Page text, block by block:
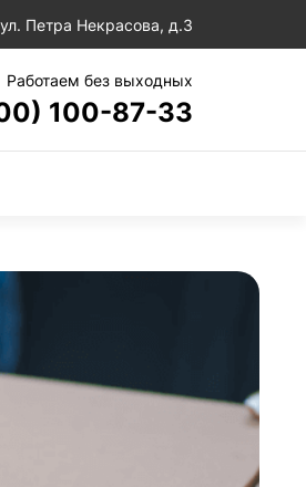
Петра Некрасова, д.3
Работаем без выходных
100-87-33